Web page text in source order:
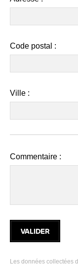
Code postal :
Ville :
Commentaire :
Les données collectées